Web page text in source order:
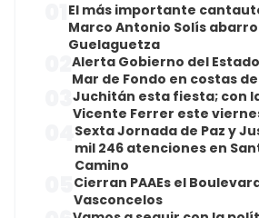
El más importante
Marco Antonio Solís
Guelaguetza
Alerta Gobierno del
Mar de Fondo en costas
Juchitán esta fiesta; con
Vicente Ferrer este
Sexta Jornada de Paz y
mil 246 atenciones en
Camino
Cierran PAAEs el
Vasconcelos